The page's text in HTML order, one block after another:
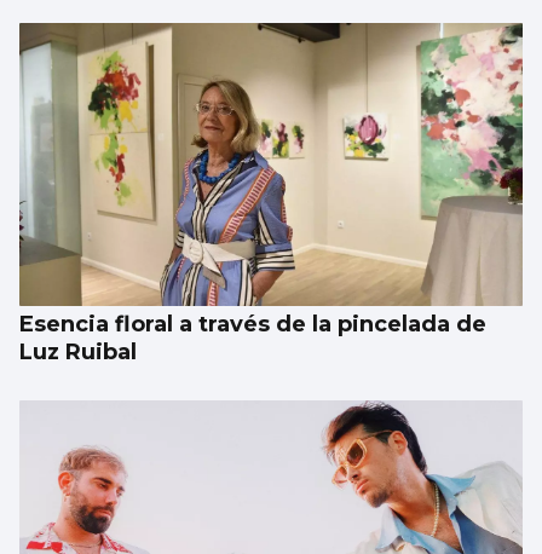
MÚSICA
Lucas Paulano representará a España en
Eurovisión Junior 2026
Esencia floral a través de la pincelada de
Luz Ruibal